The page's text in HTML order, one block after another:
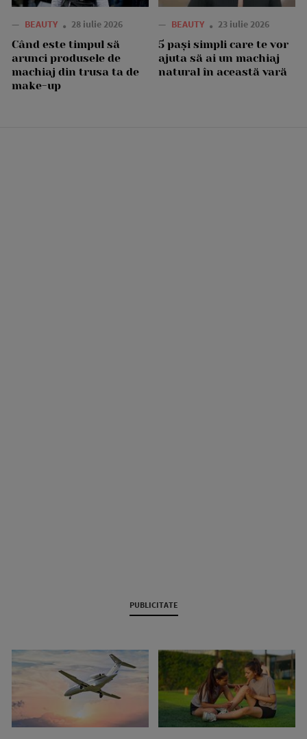
— BEAUTY 28 iulie 2026
Când este timpul să
arunci produsele de
machiaj din trusa ta de
make-up
— BEAUTY 23 iulie 2026
5 pași simpli care te vor
ajuta să ai un machiaj
natural în această vară
PUBLICITATE